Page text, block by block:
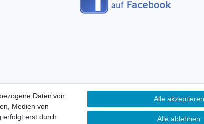
und Barrierefreiheitserklärung
Daten von
Medien von
erfolgt erst durch
Alle akzeptieren
Alle ablehnen